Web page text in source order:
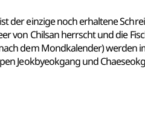
der einzige noch erhaltene
von Chilsan herrscht und die
dem Mondkalender) werden
Jeokbyeokgang und